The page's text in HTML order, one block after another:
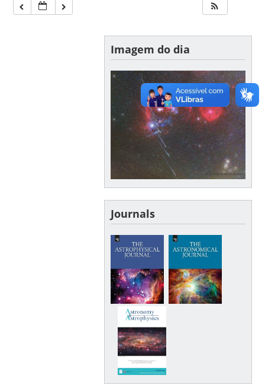
Imagem do dia
Journals